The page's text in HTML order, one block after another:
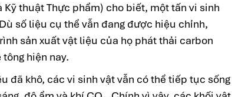
Kỹ thuật Thực phẩm) cho biết, một tấn vi sinh
số liệu cụ thể vẫn đang được hiệu chỉnh,
sản xuất vật liệu của họ phát thải carbon
hiện nay.
đã khô, các vi sinh vật vẫn có thể tiếp tục sống